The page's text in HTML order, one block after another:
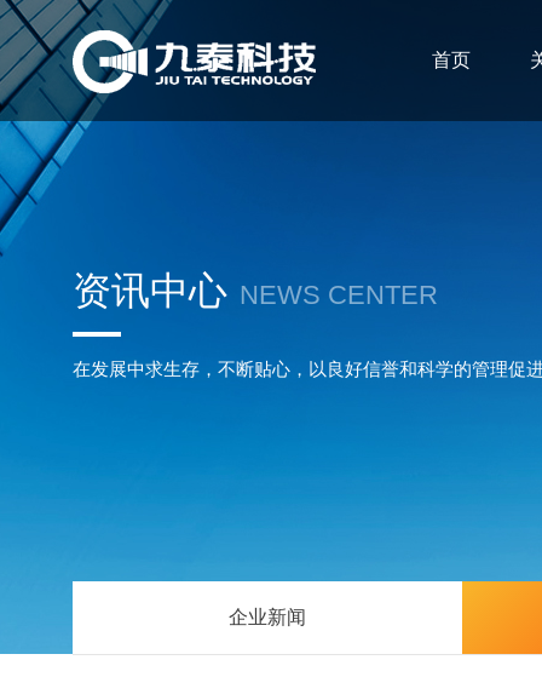
首页
资讯中心 NEWS CENTER
在发展中求生存，不断贴心，以良好信誉和科学的管理促
企业新闻